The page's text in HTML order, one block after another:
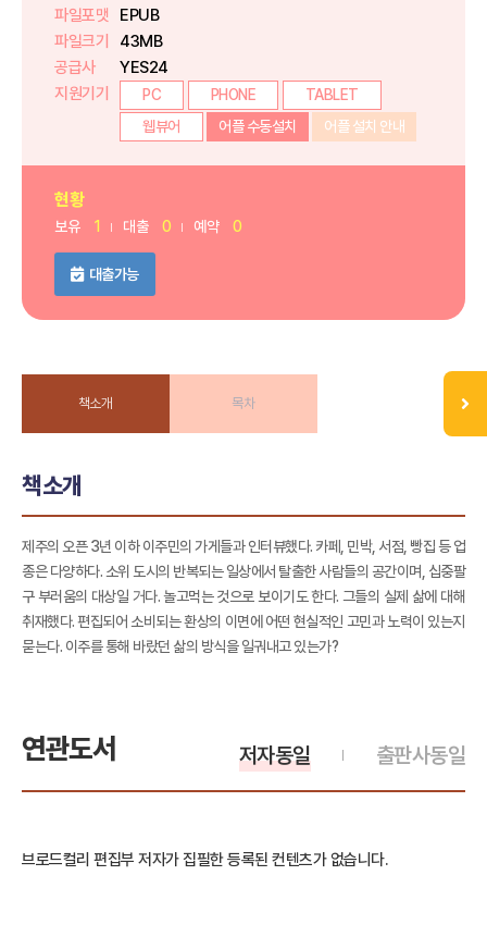
파일포맷
EPUB
파일크기
43MB
공급사
YES24
지원기기
PC PHONE
TABLET
웹뷰어
어플 수동설치 어플 설치 안내
현황
보유 1 대출 0 예약 0
대출가능
책소개 목차
책소개
제주의 오픈 3년 이하 이주민의 가게들과 인터뷰했다. 카페, 민박, 서점, 빵집 등 업
종은 다양하다. 소위 도시의 반복되는 일상에서 탈출한 사람들의 공간이며, 십중팔
구 부러움의 대상일 거다. 놀고먹는 것으로 보이기도 한다. 그들의 실제 삶에 대해
취재했다. 편집되어 소비되는 환상의 이면에 어떤 현실적인 고민과 노력이 있는지
묻는다. 이주를 통해 바랐던 삶의 방식을 일궈내고 있는가?
연관도서 출판사동일
저자동일
브로드컬리 편집부 저자가 집필한 등록된 컨텐츠가 없습니다.